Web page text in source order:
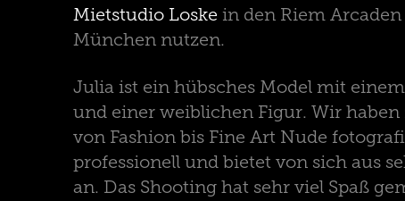
Mietstudio Loske in den Riem
München nutzen.
Julia ist ein hübsches Model mit
und einer weiblichen Figur. Wir haben
von Fashion bis Fine Art Nude
professionell und bietet von sich aus
an. Das Shooting hat sehr viel Spaß